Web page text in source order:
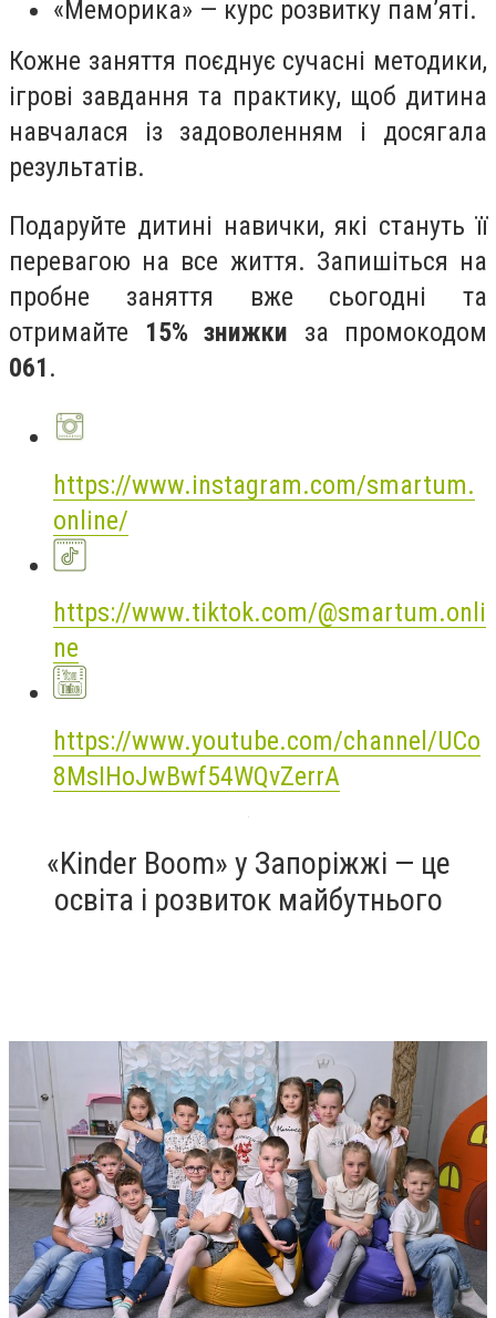
«Меморика» — курс розвитку пам’яті.
Кожне заняття поєднує сучасні методики,
ігрові завдання та практику, щоб дитина
навчалася із задоволенням і досягала
результатів.
Подаруйте дитині навички, які стануть її
перевагою на все життя. Запишіться на
пробне заняття вже сьогодні та
отримайте 15% знижки за промокодом
061.
https://www.instagram.com/smartum.
online/
https://www.tiktok.com/@smartum.onli
ne
https://www.youtube.com/channel/UCo
8MsIHoJwBwf54WQvZerrA
«Kinder Boom» у Запоріжжі — це
освіта і розвиток майбутнього